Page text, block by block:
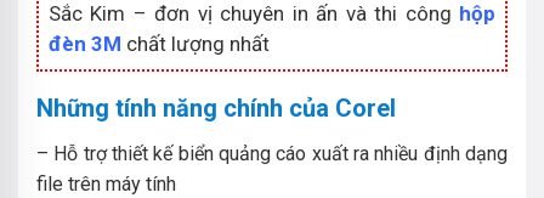
Sắc Kim – đơn vị chuyên in ấn và thi công hộp
đèn 3M chất lượng nhất
Những tính năng chính của Corel
– Hỗ trợ thiết kế biển quảng cáo xuất ra nhiều định dạng
file trên máy tính